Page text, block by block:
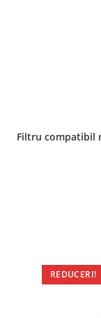
Filtru compatibil
REDUCERI!